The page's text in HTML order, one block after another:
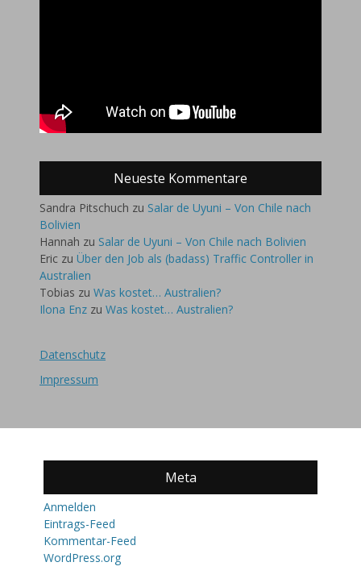
Neueste Kommentare
Sandra Pitschuch zu Salar de Uyuni – Von Chile nach
Bolivien
Hannah zu Salar de Uyuni – Von Chile nach Bolivien
Eric zu Über den Job als (badass) Traffic Controller in
Australien
Tobias zu Was kostet… Australien?
Ilona Enz zu Was kostet… Australien?
Datenschutz
Impressum
Meta
Anmelden
Eintrags-Feed
Kommentar-Feed
WordPress.org